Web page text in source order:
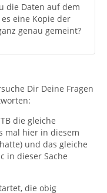
die Daten auf dem
eine Kopie der
genau gemeint?
Dir Deine Fragen
die gleiche
mal hier in diesem
und das gleiche
in dieser Sache
die obig